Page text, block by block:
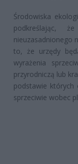
Środowiska
podkreślając,
nieuzasadnionego
to, że urzędy
wyrażenia
przyrodniczą lub
podstawie których
sprzeciwie wobec